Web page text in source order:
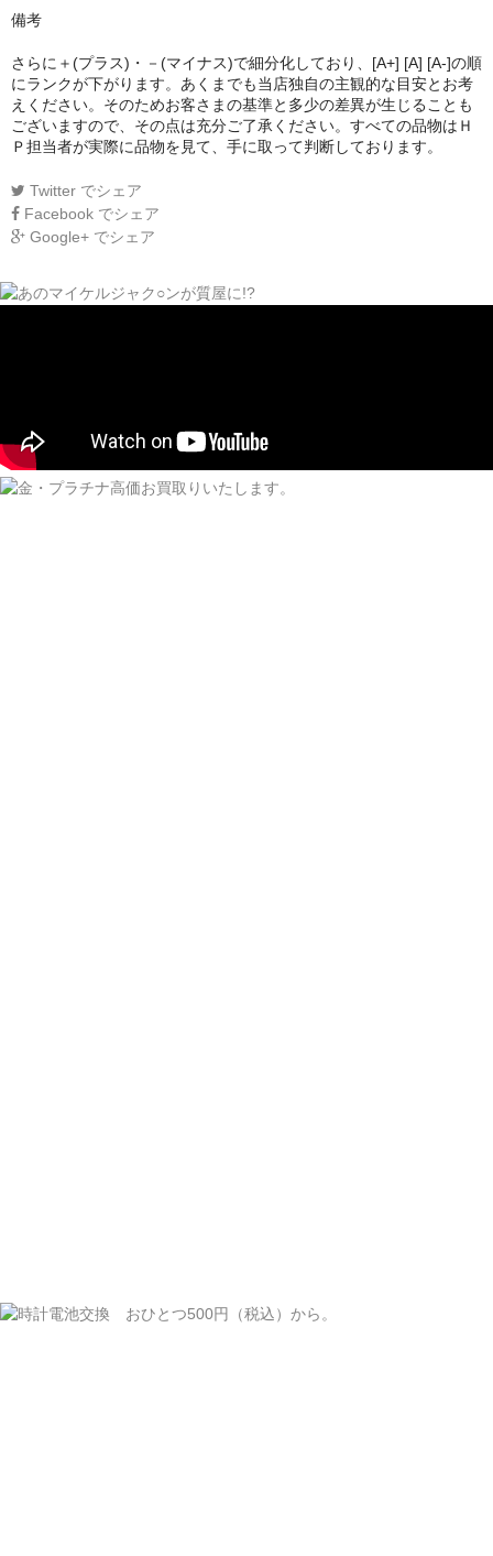
備考
さらに＋(プラス)・－(マイナス)で細分化しており、[A+] [A] [A-]の順
にランクが下がります。あくまでも当店独自の主観的な目安とお考
えください。そのためお客さまの基準と多少の差異が生じることも
ございますので、その点は充分ご了承ください。すべての品物はＨ
Ｐ担当者が実際に品物を見て、手に取って判断しております。
Twitter でシェア
Facebook でシェア
Google+ でシェア